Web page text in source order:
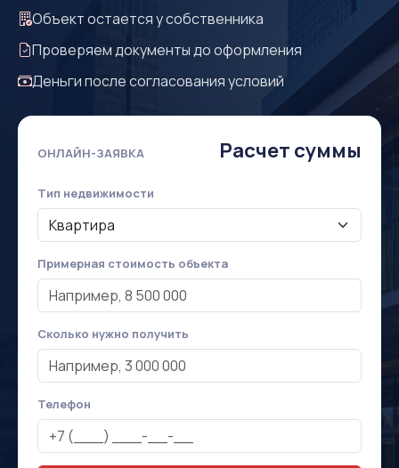
Объект остается у собственника
Проверяем документы до оформления
Деньги после согласования условий
ОНЛАЙН-ЗАЯВКА Расчет суммы
Тип недвижимости
Примерная стоимость объекта
Сколько нужно получить
Телефон